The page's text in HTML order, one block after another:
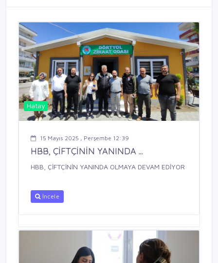
Hatay
15 Mayıs 2025 , Perşembe 12:39
HBB, ÇİFTÇİNİN YANINDA ...
HBB, ÇİFTÇİNİN YANINDA OLMAYA DEVAM EDİYOR
İncele